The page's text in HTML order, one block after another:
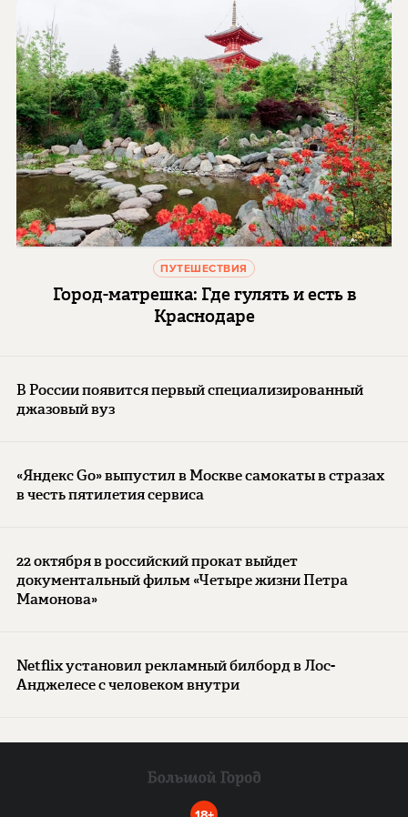
ПУТЕШЕСТВИЯ
Город-матрешка: Где гулять и есть в
Краснодаре
В России появится первый специализированный
джазовый вуз
«Яндекс Go» выпустил в Москве самокаты в стразах
в честь пятилетия сервиса
22 октября в российский прокат выйдет
документальный фильм «Четыре жизни Петра
Мамонова»
Netflix установил рекламный билборд в Лос-
Анджелесе с человеком внутри